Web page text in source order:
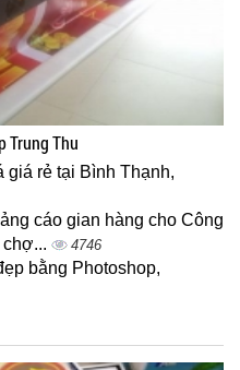
Trung Thu
giá rẻ tại Bình Thạnh,
cáo gian hàng cho Công
chợ...
4746
bằng Photoshop,